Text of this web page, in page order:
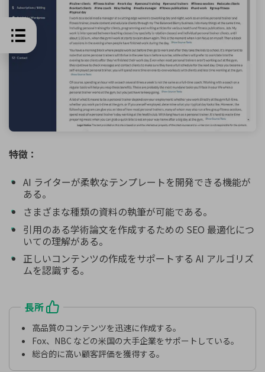
特徴：
AI ライターが柔軟なテンプレートを開発できる機能が
ある。
さまざまな種類の資料の執筆が可能である。
引用のある学術論文を作成するための SEO 最適化につ
いての理解がある。
正しいコンテンツの作成をサポートする AI アルゴリズ
ムを認識する。
長所
高品質のコンテンツを迅速に作成する。
Fox、NBC などの米国の大手企業をサポートしている。
総合的に高い顧客評価を獲得する。